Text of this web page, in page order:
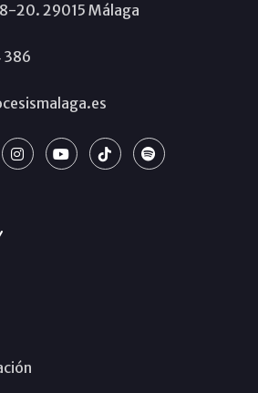
20. 29015 Málaga
386